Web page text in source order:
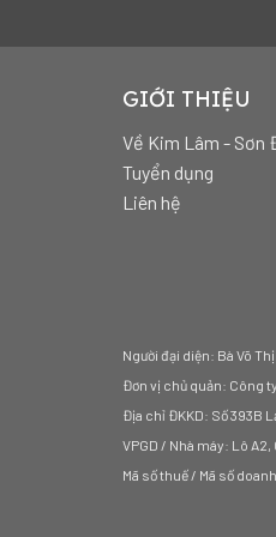
GIỚI THIỆU
Về Kim Lâm - Sơn
Tuyển dụng
Liên hệ
Người đại diện: Bà Võ
Đơn vị chủ quản: Công
Địa chỉ ĐKKD: Số 393B
VPGD / Nhà máy: Lô
Mã số thuế / Mã số